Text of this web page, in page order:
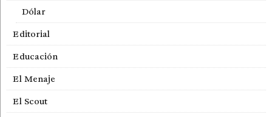
Dólar
Editorial
Educación
El Menaje
El Scout